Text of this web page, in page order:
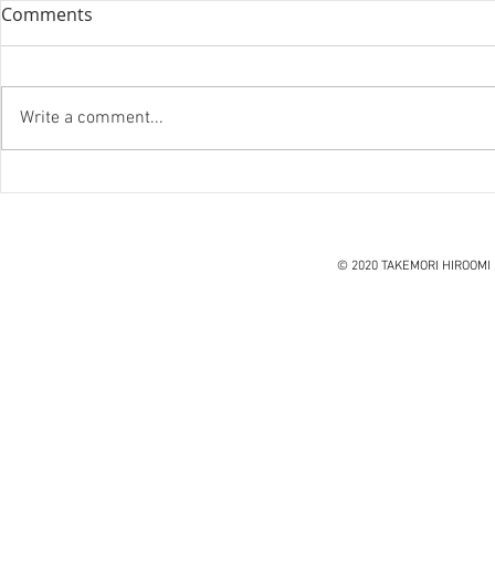
『笑う住宅
Comments
Write a comment...
© 2020 TAKEMORI